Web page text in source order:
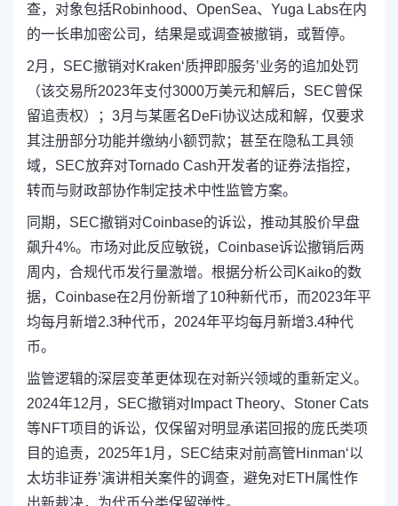
查，对象包括Robinhood、OpenSea、Yuga Labs在内
的一长串加密公司，结果是或调查被撤销，或暂停。
2月，SEC撤销对Kraken‘质押即服务’业务的追加处罚
（该交易所2023年支付3000万美元和解后，SEC曾保
留追责权）；3月与某匿名DeFi协议达成和解，仅要求
其注册部分功能并缴纳小额罚款；甚至在隐私工具领
域，SEC放弃对Tornado Cash开发者的证券法指控，
转而与财政部协作制定技术中性监管方案。
同期，SEC撤销对Coinbase的诉讼，推动其股价早盘
飙升4%。市场对此反应敏锐，Coinbase诉讼撤销后两
周内，合规代币发行量激增。根据分析公司Kaiko的数
据，Coinbase在2月份新增了10种新代币，而2023年平
均每月新增2.3种代币，2024年平均每月新增3.4种代
币。
监管逻辑的深层变革更体现在对新兴领域的重新定义。
2024年12月，SEC撤销对Impact Theory、Stoner Cats
等NFT项目的诉讼，仅保留对明显承诺回报的庞氏类项
目的追责，2025年1月，SEC结束对前高管Hinman‘以
太坊非证券’演讲相关案件的调查，避免对ETH属性作